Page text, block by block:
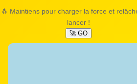
🐧 Maintiens pour charger la force et
lancer !
🚀 GO